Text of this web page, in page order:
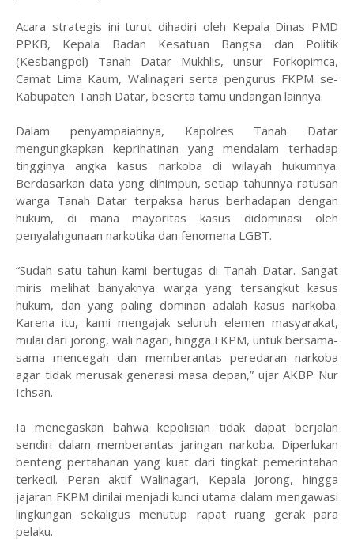
​Acara strategis ini turut dihadiri oleh Kepala Dinas PMD
PPKB, Kepala Badan Kesatuan Bangsa dan Politik
(Kesbangpol) Tanah Datar Mukhlis, unsur Forkopimca,
Camat Lima Kaum, Walinagari serta pengurus FKPM se-
Kabupaten Tanah Datar, beserta tamu undangan lainnya.
​Dalam penyampaiannya, Kapolres Tanah Datar
mengungkapkan keprihatinan yang mendalam terhadap
tingginya angka kasus narkoba di wilayah hukumnya.
Berdasarkan data yang dihimpun, setiap tahunnya ratusan
warga Tanah Datar terpaksa harus berhadapan dengan
hukum, di mana mayoritas kasus didominasi oleh
penyalahgunaan narkotika dan fenomena LGBT.
​“Sudah satu tahun kami bertugas di Tanah Datar. Sangat
miris melihat banyaknya warga yang tersangkut kasus
hukum, dan yang paling dominan adalah kasus narkoba.
Karena itu, kami mengajak seluruh elemen masyarakat,
mulai dari jorong, wali nagari, hingga FKPM, untuk bersama-
sama mencegah dan memberantas peredaran narkoba
agar tidak merusak generasi masa depan,” ujar AKBP Nur
Ichsan.
​Ia menegaskan bahwa kepolisian tidak dapat berjalan
sendiri dalam memberantas jaringan narkoba. Diperlukan
benteng pertahanan yang kuat dari tingkat pemerintahan
terkecil. Peran aktif Walinagari, Kepala Jorong, hingga
jajaran FKPM dinilai menjadi kunci utama dalam mengawasi
lingkungan sekaligus menutup rapat ruang gerak para
pelaku.